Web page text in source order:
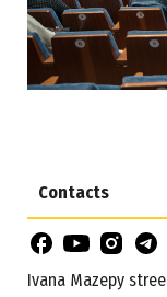
Contacts
Ivana Mazepy